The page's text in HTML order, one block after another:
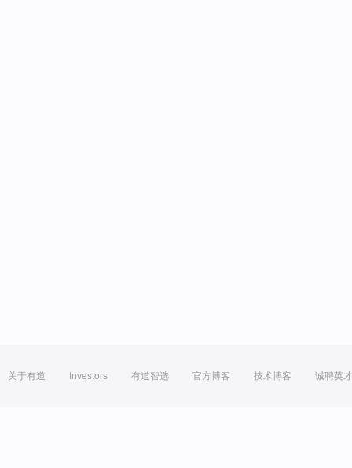
关于有道 Investors 有道智选 官方博客 技术博客 诚聘英才